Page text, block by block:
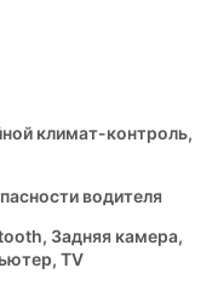
климат-контроль,
водителя
Задняя камера,
TV